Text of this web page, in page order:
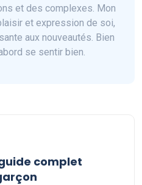
et des complexes. Mon
et expression de soi,
aux nouveautés. Bien
se sentir bien.
complet